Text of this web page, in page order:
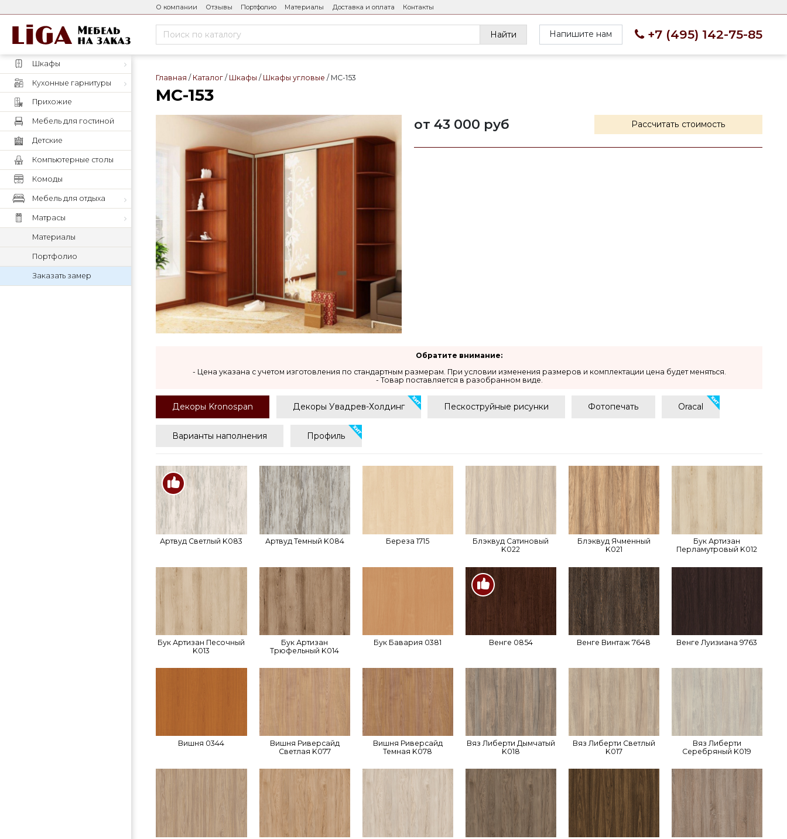
О компании Отзывы Портфолио Материалы Доставка и оплата Контакты
Найти Напишите нам +7 (495) 142-75-85
Шкафы
Кухонные гарнитуры
Прихожие
Мебель для гостиной
Детские
Компьютерные столы
Комоды
Мебель для отдыха
Матрасы
Материалы
Портфолио
Заказать замер
Главная Каталог Шкафы Шкафы угловые МС-153
МС-153
от 43 000 руб Рассчитать стоимость
Обратите внимание:
- Цена указана с учетом изготовления по стандартным размерам. При условии изменения размеров и комплектации цена будет меняться.
- Товар поставляется в разобранном виде.
Декоры Kronospan Декоры Увадрев-Холдинг Пескоструйные рисунки Фотопечать Oracal
Варианты наполнения Профиль
Артвуд Светлый K083 Артвуд Темный K084 Береза 1715
Блэквуд Сатиновый
K022
Блэквуд Ячменный
K021
Бук Артизан
Перламутровый K012
Бук Артизан Песочный
K013
Бук Артизан
Трюфельный K014
Бук Бавария 0381 Венге 0854 Венге Винтаж 7648 Венге Луизиана 9763
Вишня 0344
Вишня Риверсайд
Светлая K077
Вишня Риверсайд
Темная K078
Вяз Либерти Дымчатый
K018
Вяз Либерти Светлый
K017
Вяз Либерти
Серебряный K019